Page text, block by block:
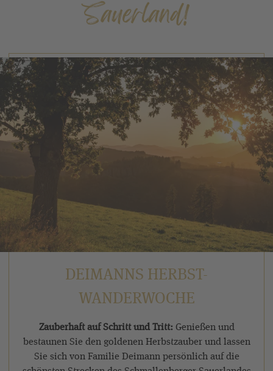
Sauerland!
DEIMANNS HERBST-
WANDERWOCHE
Zauberhaft auf Schritt und Tritt: Genießen und
bestaunen Sie den goldenen Herbstzauber und lassen
Sie sich von Familie Deimann persönlich auf die